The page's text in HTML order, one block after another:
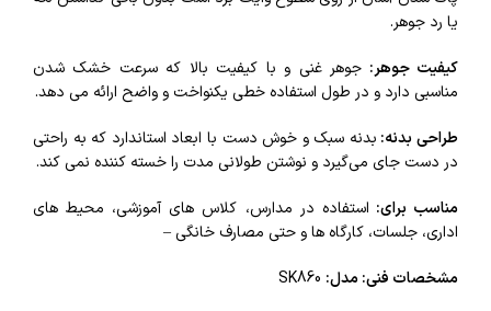
یا رد جوهر.
کیفیت جوهر: جوهر غنی و با کیفیت بالا که سرعت خشک شدن
مناسبی دارد و در طول استفاده خطی یکنواخت و واضح ارائه می‌ دهد.
طراحی بدنه: بدنه سبک و خوش‌ دست با ابعاد استاندارد که به راحتی
در دست جای می‌گیرد و نوشتن طولانی مدت را خسته‌ کننده نمی‌ کند.
مناسب برای: استفاده در مدارس، کلاس‌ های آموزشی، محیط‌ های
اداری، جلسات، کارگاه‌ ها و حتی مصارف خانگی –
مشخصات فنی:مدل: